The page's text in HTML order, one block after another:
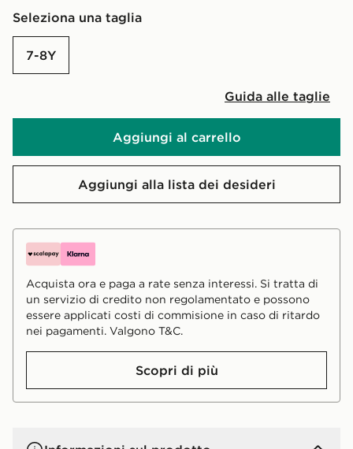
Seleziona una taglia
7-8Y
Guida alle taglie
Aggiungi al carrello
Aggiungi alla lista dei desideri
Acquista ora e paga a rate senza interessi. Si tratta di
un servizio di credito non regolamentato e possono
essere applicati costi di commisione in caso di ritardo
nei pagamenti. Valgono T&C.
Scopri di più